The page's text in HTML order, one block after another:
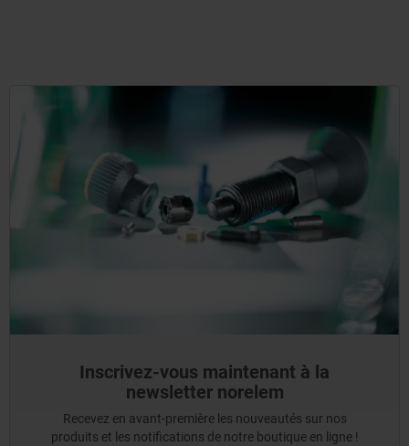
Inscrivez-vous maintenant à la
newsletter norelem
Recevez en avant-première les nouveautés sur nos
produits et les notifications de notre boutique en ligne !